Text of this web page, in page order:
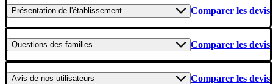
Présentation de l'établissement Comparer les devis
Questions des familles Comparer les devis
Avis de nos utilisateurs Comparer les devis